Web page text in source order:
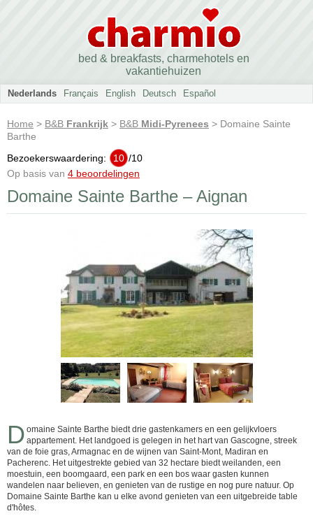
bed & breakfasts, charmehotels en
vakantiehuizen
Nederlands Français English Deutsch Español
Home > B&B Frankrijk > B&B Midi-Pyrenees > Domaine Sainte
Barthe
Bezoekerswaardering:
10 /10
Op basis van 4 beoordelingen
Domaine Sainte Barthe – Aignan
D omaine Sainte Barthe biedt drie gastenkamers en een gelijkvloers
appartement. Het landgoed is gelegen in het hart van Gascogne, streek
van de foie gras, Armagnac en de wijnen van Saint-Mont, Madiran en
Pacherenc. Het uitgestrekte gebied van 32 hectare biedt weilanden, een
moestuin, een boomgaard, een park en een bos waar gasten kunnen
wandelen naar believen, en genieten van de rustige en nog pure natuur. Op
Domaine Sainte Barthe kan u elke avond genieten van een uitgebreide table
d'hôtes.